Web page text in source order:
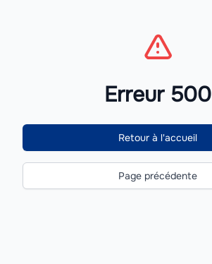
Erreur 500
Retour à l'accueil
Page précédente